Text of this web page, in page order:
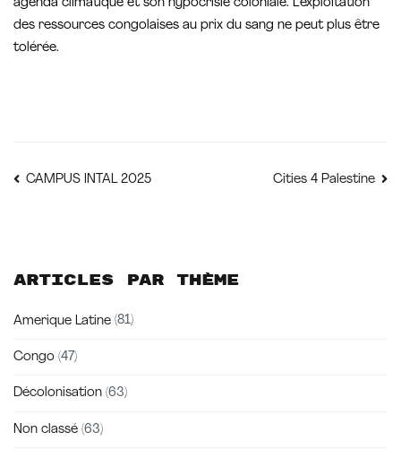
agenda climatique et son hypocrisie coloniale. L’exploitation
des ressources congolaises au prix du sang ne peut plus être
tolérée.
Navigation
CAMPUS INTAL 2025 Cities 4 Palestine
Articles par thème
Amerique Latine (81)
Congo (47)
Décolonisation (63)
Non classé (63)